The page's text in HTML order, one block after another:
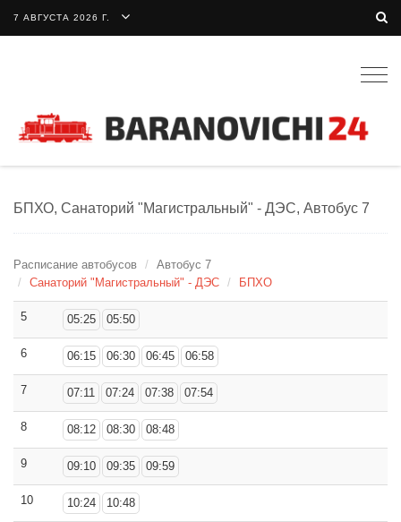
7 АВГУСТА 2026 Г.
БПХО, Санаторий "Магистральный" - ДЭС, Автобус 7
Расписание автобусов
Автобус 7
Санаторий "Магистральный" - ДЭС
БПХО
5 05:25 05:50
6 06:15 06:30 06:45 06:58
7 07:11 07:24 07:38 07:54
8 08:12 08:30 08:48
9 09:10 09:35 09:59
10 10:24 10:48